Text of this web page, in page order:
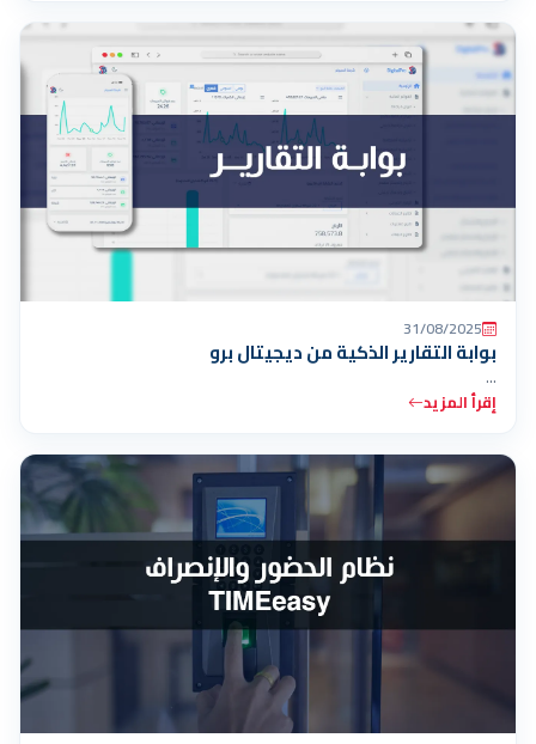
31/08/2025
بوابة التقارير الذكية من ديجيتال برو
…
إقرأ المزيد